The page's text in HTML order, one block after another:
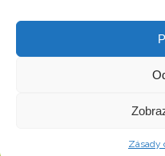
Zásady
Faktury a jiné účetní
Obec Březno - Oficiální
Všechna práva vyhrazena |